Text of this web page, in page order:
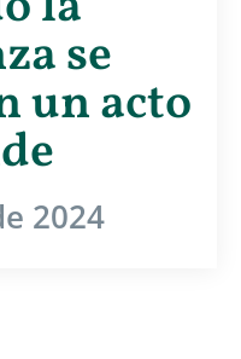
se
un acto
2024